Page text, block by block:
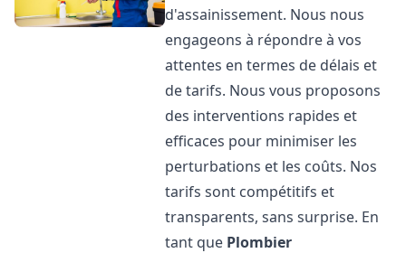
d'assainissement. Nous nous
engageons à répondre à vos
attentes en termes de délais et
de tarifs. Nous vous proposons
des interventions rapides et
efficaces pour minimiser les
perturbations et les coûts. Nos
tarifs sont compétitifs et
transparents, sans surprise. En
tant que Plombier